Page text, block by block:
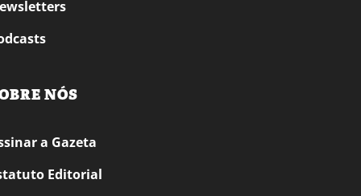
NÓS
a Gazeta
Editorial